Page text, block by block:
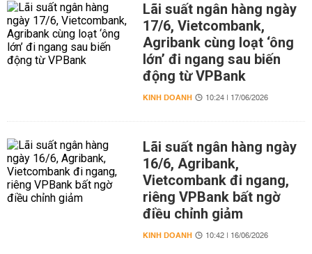
Lãi suất ngân hàng ngày
17/6, Vietcombank,
Agribank cùng loạt ‘ông
lớn’ đi ngang sau biến
động từ VPBank
KINH DOANH 10:24 | 17/06/2026
Lãi suất ngân hàng ngày
16/6, Agribank,
Vietcombank đi ngang,
riêng VPBank bất ngờ
điều chỉnh giảm
KINH DOANH 10:42 | 16/06/2026